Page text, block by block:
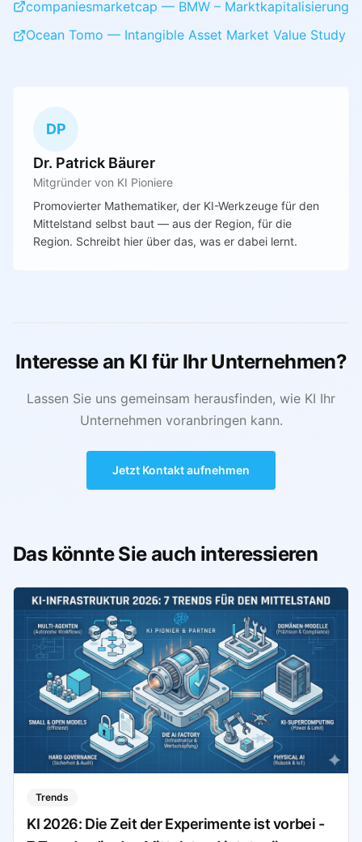
companiesmarketcap — BMW – Marktkapitalisierung
Ocean Tomo — Intangible Asset Market Value Study
DP
Dr. Patrick Bäurer
Mitgründer von KI Pioniere
Promovierter Mathematiker, der KI-Werkzeuge für den
Mittelstand selbst baut — aus der Region, für die
Region. Schreibt hier über das, was er dabei lernt.
Interesse an KI für Ihr Unternehmen?
Lassen Sie uns gemeinsam herausfinden, wie KI Ihr
Unternehmen voranbringen kann.
Jetzt Kontakt aufnehmen
Das könnte Sie auch interessieren
Trends
KI 2026: Die Zeit der Experimente ist vorbei -